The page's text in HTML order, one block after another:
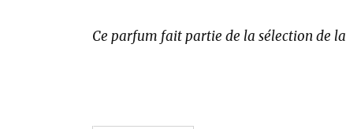
Ce parfum fait partie de la sélection de la